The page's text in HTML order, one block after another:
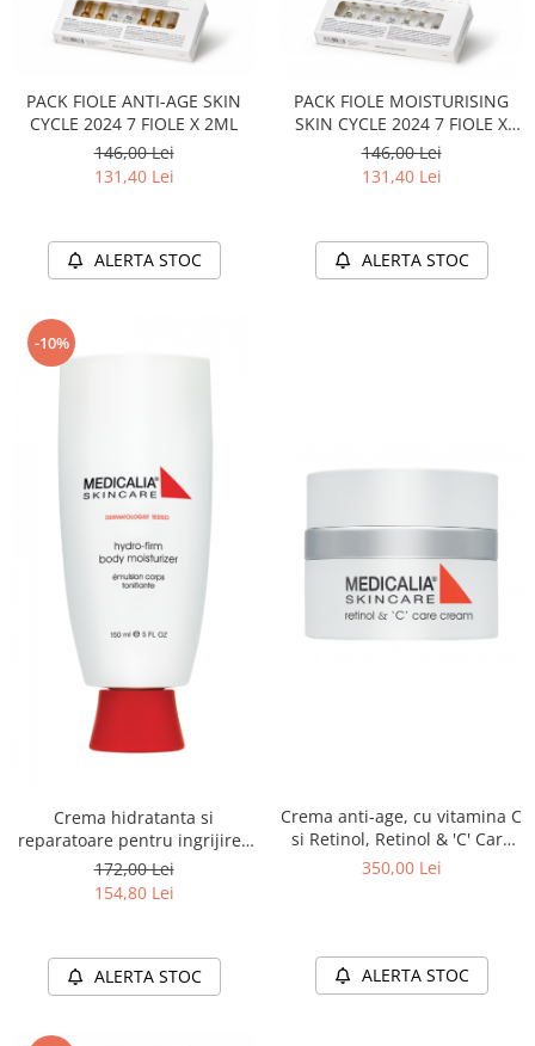
PACK FIOLE ANTI-AGE SKIN
CYCLE 2024 7 FIOLE X 2ML
146,00 Lei
131,40 Lei
ALERTA STOC
PACK FIOLE MOISTURISING
SKIN CYCLE 2024 7 FIOLE X
2ML
146,00 Lei
131,40 Lei
ALERTA STOC
-10%
Crema hidratanta si
reparatoare pentru ingrijirea
corporala, Hydro-Firm Body
Moisturizer - 150ml
172,00 Lei
154,80 Lei
ALERTA STOC
Crema anti-age, cu vitamina C
si Retinol, Retinol & 'C' Care
Cream - 50 ml
350,00 Lei
ALERTA STOC